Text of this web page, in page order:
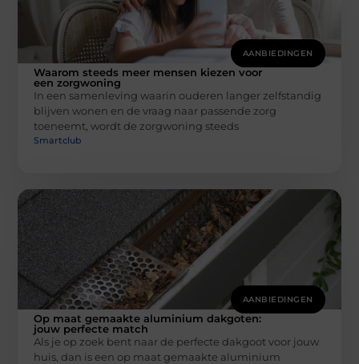
AANBIEDINGEN
Waarom steeds meer mensen kiezen voor
een zorgwoning
In een samenleving waarin ouderen langer zelfstandig
blijven wonen en de vraag naar passende zorg
toeneemt, wordt de zorgwoning steeds
Smartclub
AANBIEDINGEN
Op maat gemaakte aluminium dakgoten:
jouw perfecte match
Als je op zoek bent naar de perfecte dakgoot voor jouw
huis, dan is een op maat gemaakte aluminium